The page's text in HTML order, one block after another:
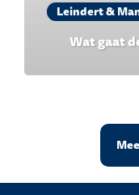
Leindert &
Wat gaat